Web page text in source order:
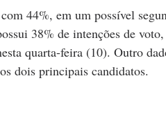
44%, em um possível
38% de intenções de voto,
quarta-feira (10). Outro
dois principais candidatos.